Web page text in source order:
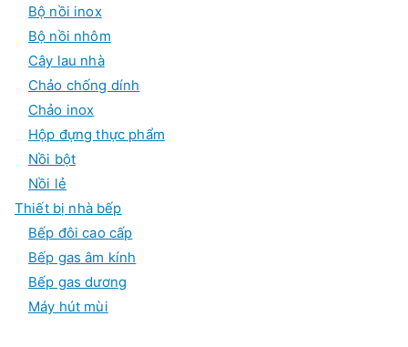
Bộ nồi inox
Bộ nồi nhôm
Cây lau nhà
Chảo chống dính
Chảo inox
Hộp đựng thực phẩm
Nồi bột
Nồi lẻ
Thiết bị nhà bếp
Bếp đôi cao cấp
Bếp gas âm kính
Bếp gas dương
Máy hút mùi